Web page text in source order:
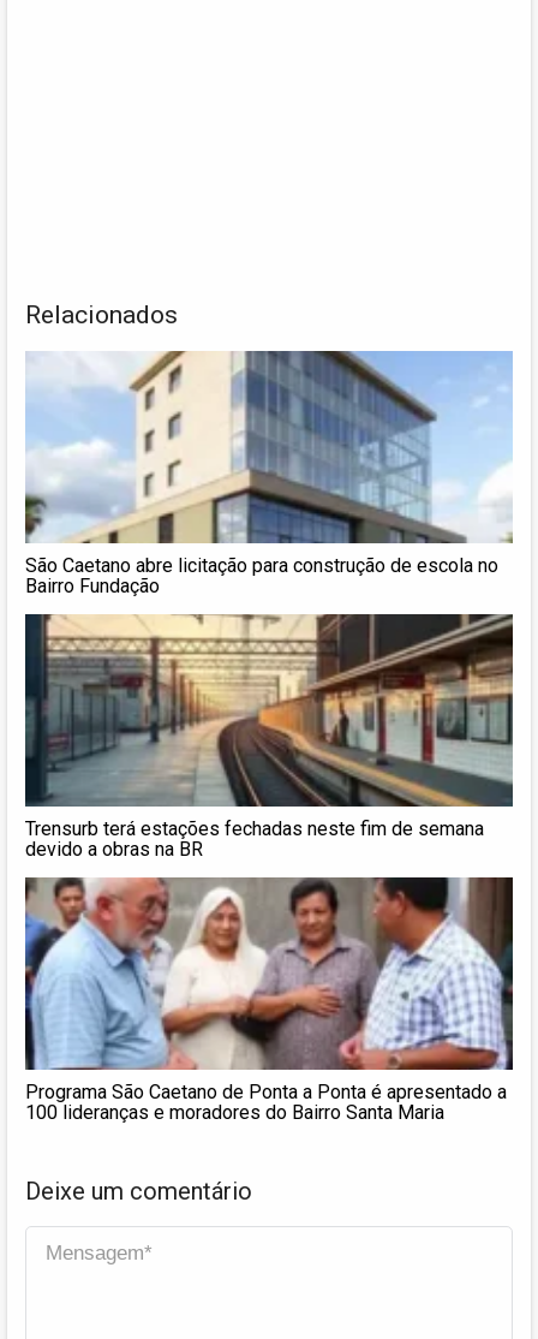
Relacionados
São Caetano abre licitação para construção de escola no
Bairro Fundação
Trensurb terá estações fechadas neste fim de semana
devido a obras na BR
Programa São Caetano de Ponta a Ponta é apresentado a
100 lideranças e moradores do Bairro Santa Maria
Deixe um comentário